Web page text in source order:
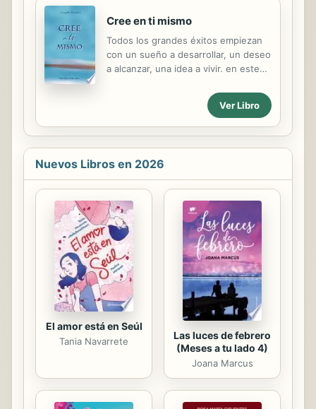
Cree en ti mismo
Todos los grandes éxitos empiezan
con un sueño a desarrollar, un deseo
a alcanzar, una idea a vivir. en este
enseña cómo realizar todos nuestros
sueños por medio de una correcta
actitud mental, descubriendo el
potencial
Ver Libro
Nuevos Libros en 2026
El amor está en Seúl
Tania Navarrete
Las luces de febrero
(Meses a tu lado 4)
Joana Marcus